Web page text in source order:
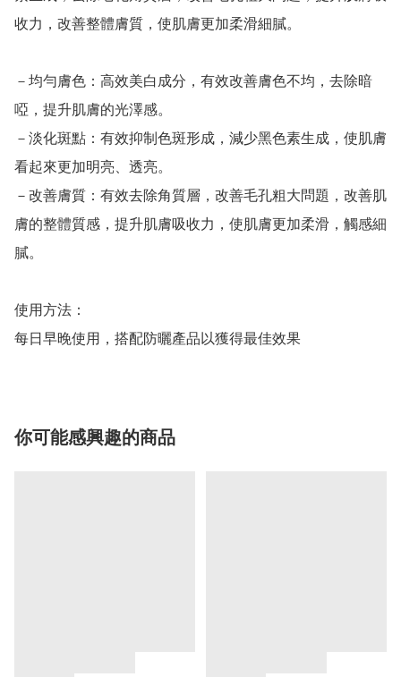
收力，改善整體膚質，使肌膚更加柔滑細膩。
－均勻膚色：高效美白成分，有效改善膚色不均，去除暗
啞，提升肌膚的光澤感。
－淡化斑點：有效抑制色斑形成，減少黑色素生成，使肌膚
看起來更加明亮、透亮。
－改善膚質：有效去除角質層，改善毛孔粗大問題，改善肌
膚的整體質感，提升肌膚吸收力，使肌膚更加柔滑，觸感細
膩。
使用方法：
每日早晚使用，搭配防曬產品以獲得最佳效果
你可能感興趣的商品